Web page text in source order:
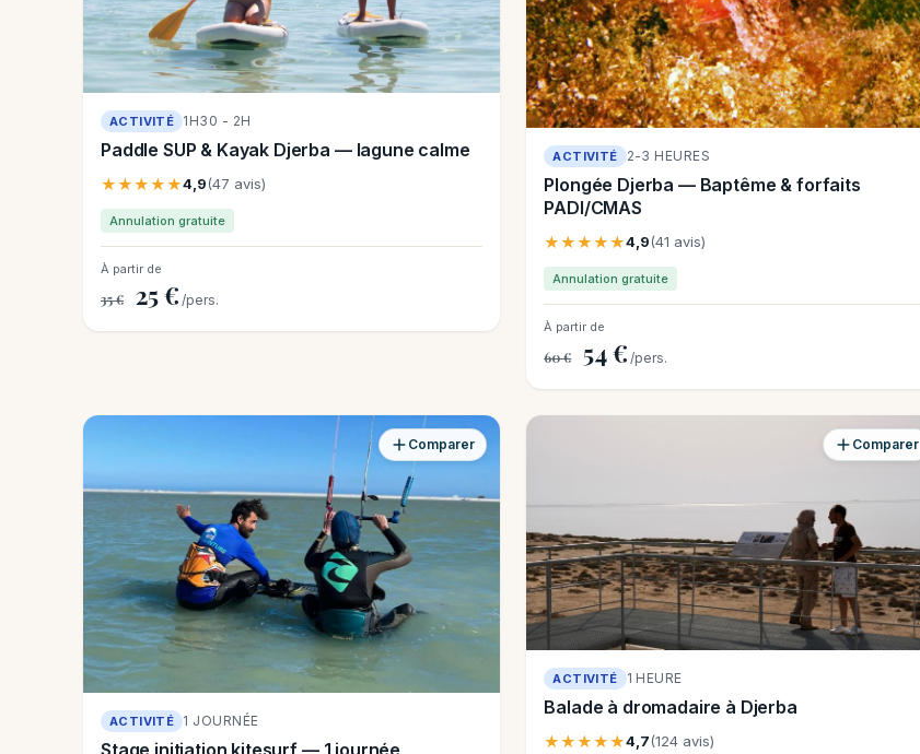
ACTIVITÉ 1H30 - 2H
Paddle SUP & Kayak Djerba — lagune calme
★★★★★4,9(47 avis)
Annulation gratuite
À partir de
35 € 25 € /pers.
ACTIVITÉ 2-3 HEURES
Plongée Djerba — Baptême & forfaits
PADI/CMAS
★★★★★4,9(41 avis)
Annulation gratuite
À partir de
60 € 54 € /pers.
ACTIVITÉ 1 JOURNÉE
Comparer
ACTIVITÉ 1 HEURE
Balade à dromadaire à Djerba
★★★★★4,7(124 avis)
Comparer